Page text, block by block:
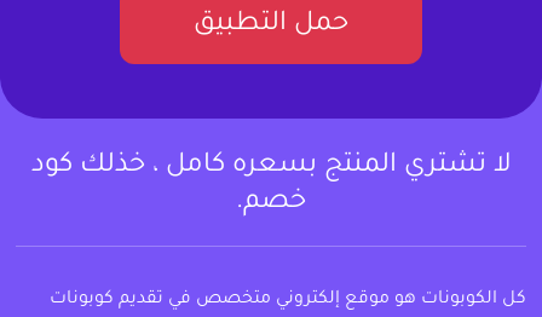
حمل التطبيق
لا تشتري المنتج بسعره كامل ، خذلك كود
خصم.
كل الكوبونات هو موقع إلكتروني متخصص في تقديم كوبونات